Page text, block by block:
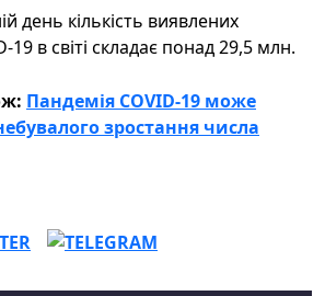
день кількість виявлених
19 в світі складає понад 29,5 млн.
Пандемія COVID-19 може
зростання числа